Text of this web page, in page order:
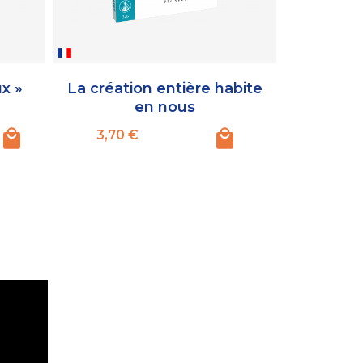
»
La création entière habite
en nous
Prix
3,70 €